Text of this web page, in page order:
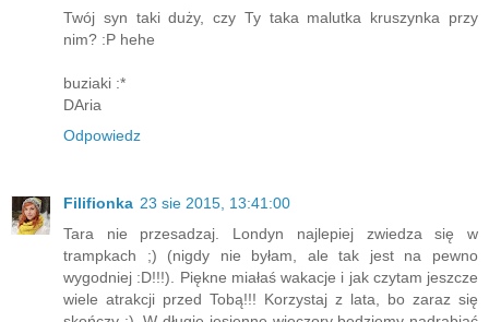
Twój syn taki duży, czy Ty taka malutka kruszynka przy
nim? :P hehe
buziaki :*
DAria
Odpowiedz
Filifionka 23 sie 2015, 13:41:00
Tara nie przesadzaj. Londyn najlepiej zwiedza się w
trampkach ;) (nigdy nie byłam, ale tak jest na pewno
wygodniej :D!!!). Piękne miałaś wakacje i jak czytam jeszcze
wiele atrakcji przed Tobą!!! Korzystaj z lata, bo zaraz się